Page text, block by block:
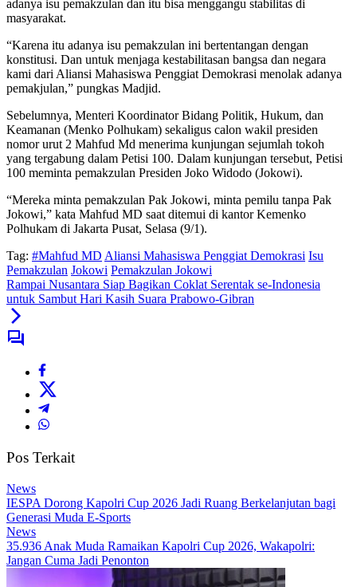
adanya isu pemakzulan dan itu bisa menggangu stabilitas di
masyarakat.
“Karena itu adanya isu pemakzulan ini bertentangan dengan
konstitusi. Dan untuk menjaga kestabilitasan bangsa dan negara
kami dari Aliansi Mahasiswa Penggiat Demokrasi menolak adanya
pemakjulan,” pungkas Madjid.
Sebelumnya, Menteri Koordinator Bidang Politik, Hukum, dan
Keamanan (Menko Polhukam) sekaligus calon wakil presiden
nomor urut 2 Mahfud Md menerima kunjungan sejumlah tokoh
yang tergabung dalam Petisi 100. Dalam kunjungan tersebut, Petisi
100 meminta pemakzulan Presiden Joko Widodo (Jokowi).
“Mereka minta pemakzulan Pak Jokowi, minta pemilu tanpa Pak
Jokowi,” kata Mahfud MD saat ditemui di kantor Kemenko
Polhukam di Jakarta Pusat, Selasa (9/1).
Tag: #Mahfud MD Aliansi Mahasiswa Penggiat Demokrasi Isu
Pemakzulan Jokowi Pemakzulan Jokowi
Rampai Nusantara Siap Bagikan Coklat Serentak se-Indonesia
untuk Sambut Hari Kasih Suara Prabowo-Gibran
Pos Terkait
News
IESPA Dorong Kapolri Cup 2026 Jadi Ruang Berkelanjutan bagi
Generasi Muda E-Sports
News
35.936 Anak Muda Ramaikan Kapolri Cup 2026, Wakapolri:
Jangan Cuma Jadi Penonton